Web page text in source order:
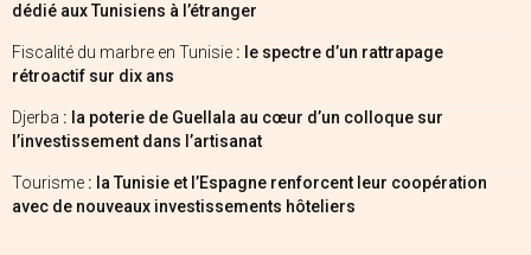
dédié aux Tunisiens à l’étranger
Fiscalité du marbre en Tunisie : le spectre d’un rattrapage
rétroactif sur dix ans
Djerba : la poterie de Guellala au cœur d’un colloque sur
l’investissement dans l’artisanat
Tourisme : la Tunisie et l’Espagne renforcent leur coopération
avec de nouveaux investissements hôteliers